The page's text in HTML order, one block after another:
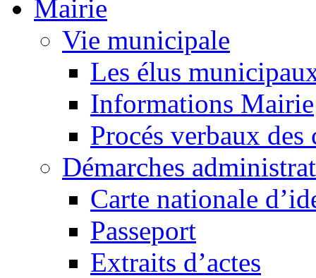
Mairie
Vie municipale
Les élus
Informations Mairie
Procés verbaux
Démarches
Carte nationale
Passeport
Extraits d’actes